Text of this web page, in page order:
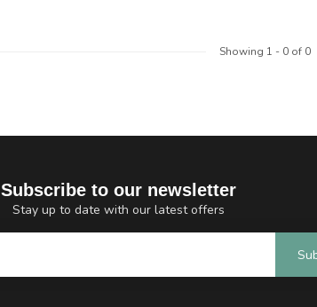
Showing 1 - 0of 0
Subscribe to our newsletter
Stay up to date with our latest offers